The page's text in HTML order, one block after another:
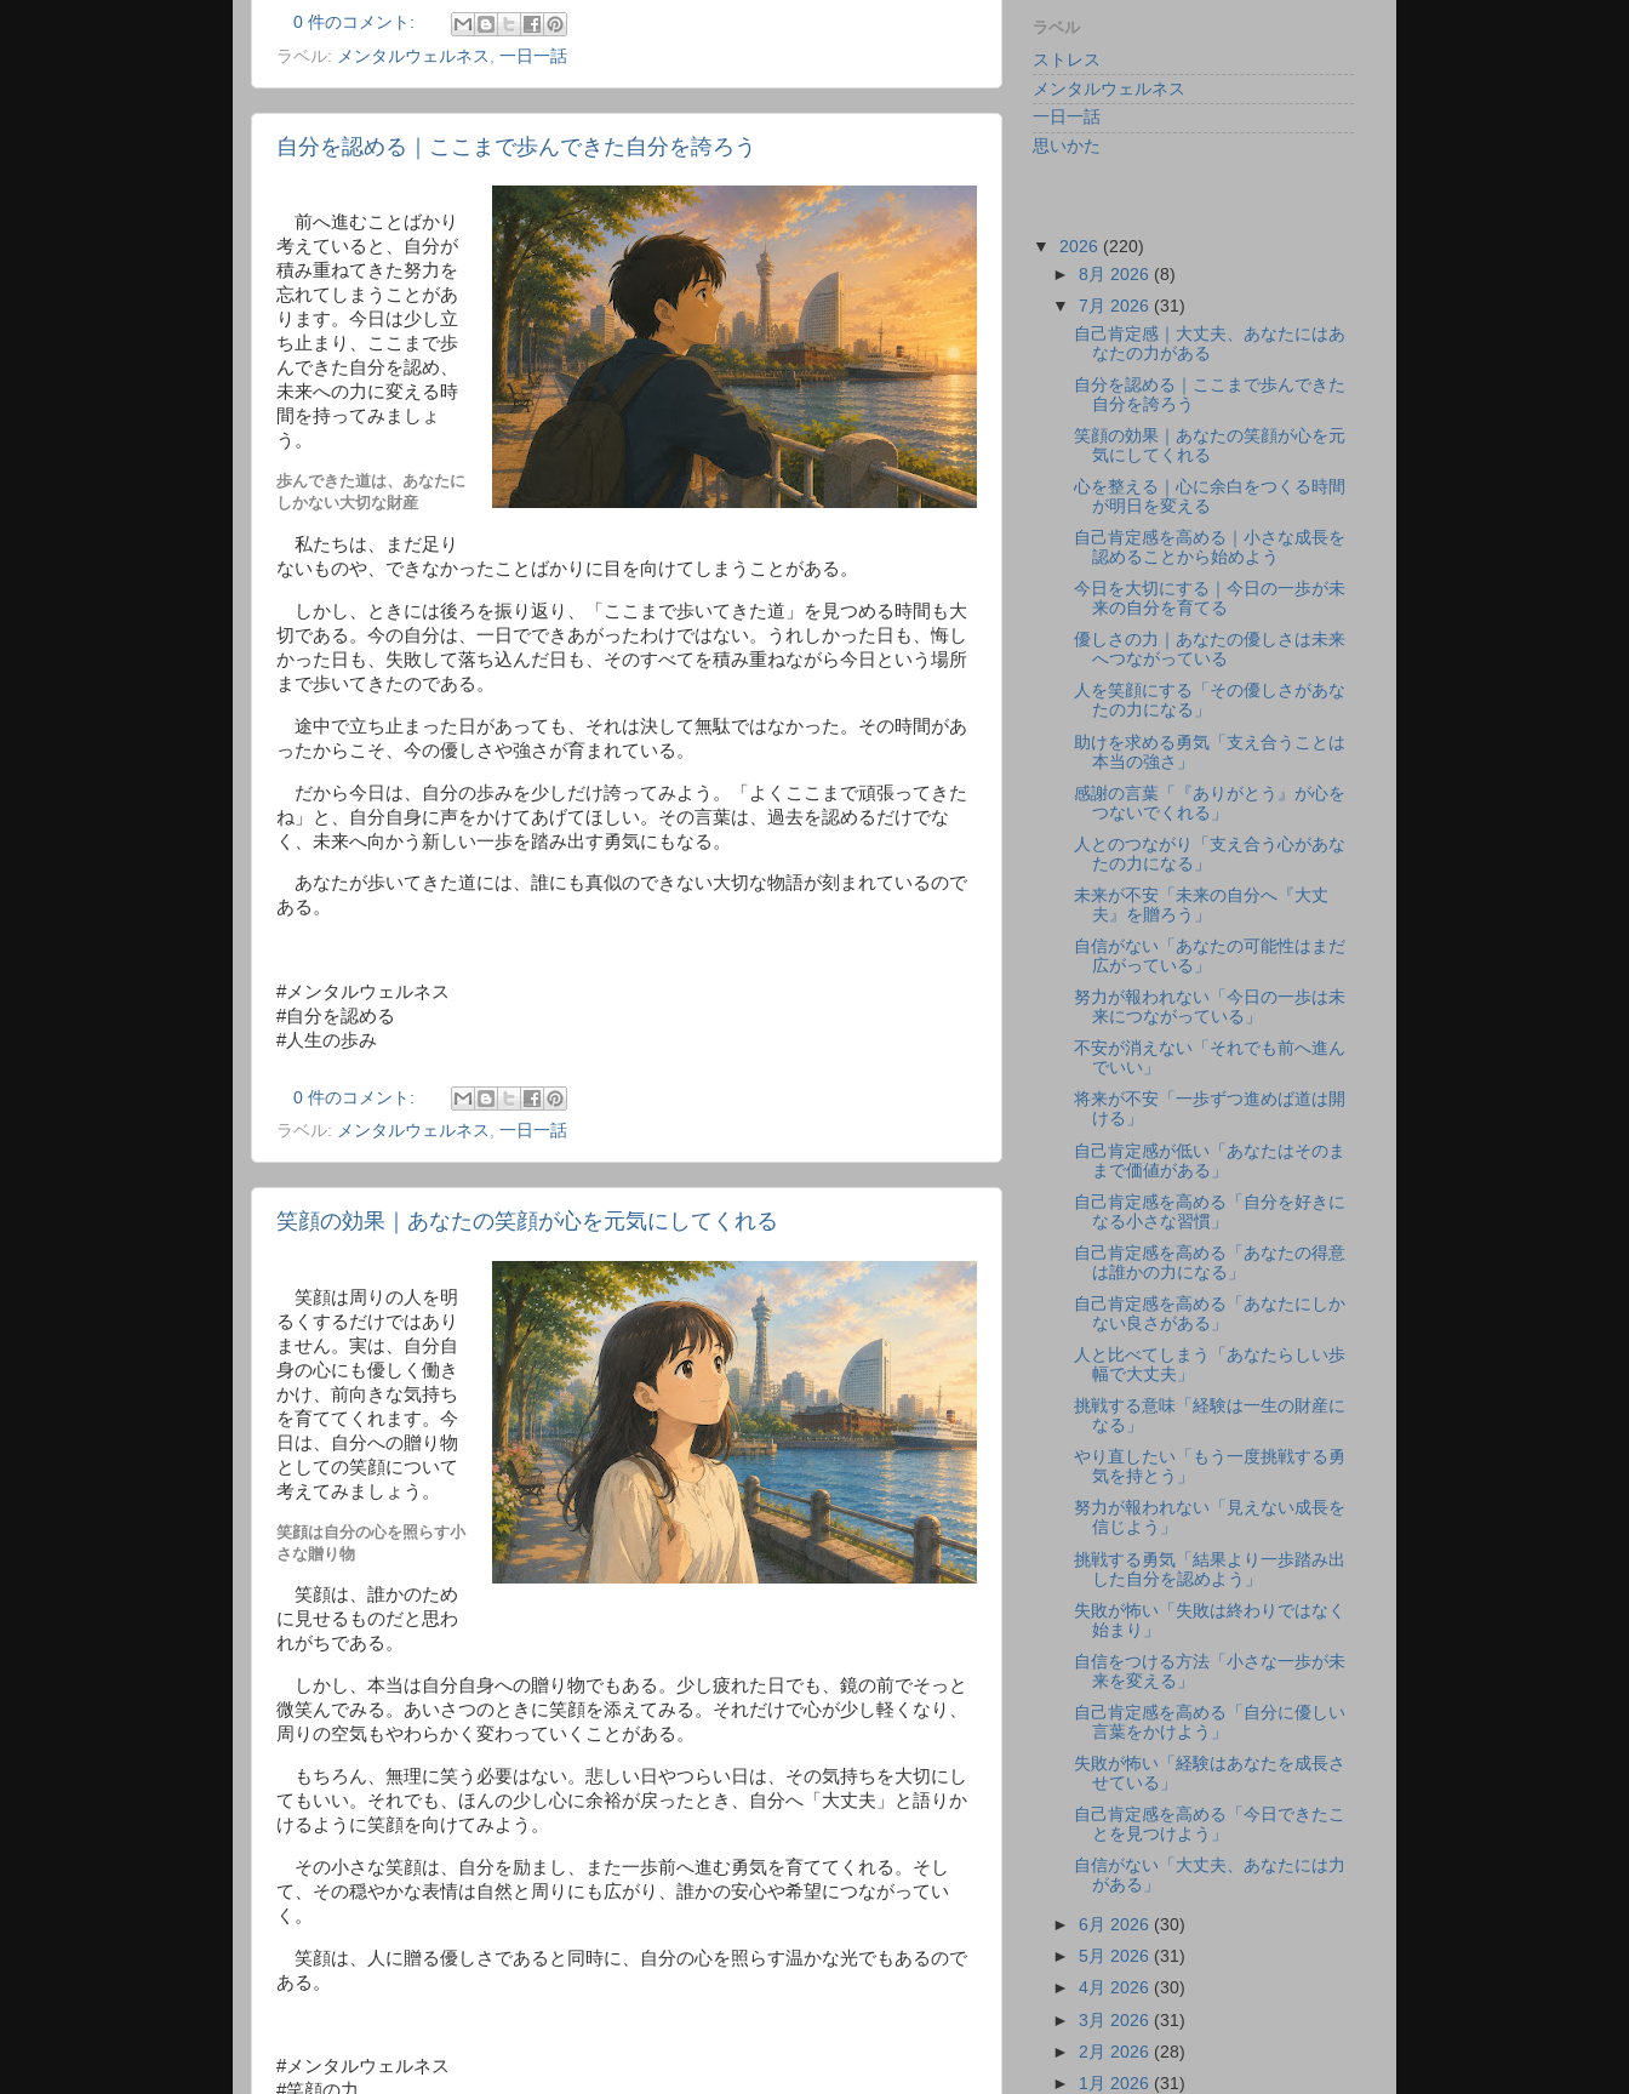
0 件のコメント:
ラベル: メンタルウェルネス , 一日一話
自分を認める｜ここまで歩んできた自分を誇ろう
前へ進むことばかり
考えていると、自分が
積み重ねてきた努力を
忘れてしまうことがあ
ります。今日は少し立
ち止まり、ここまで歩
んできた自分を認め、
未来への力に変える時
間を持ってみましょ
う。
歩んできた道は、あなたに
しかない大切な財産
私たちは、まだ足り
ないものや、できなかったことばかりに目を向けてしまうことがある。
しかし、ときには後ろを振り返り、「ここまで歩いてきた道」を見つめる時間も大
切である。今の自分は、一日でできあがったわけではない。うれしかった日も、悔し
かった日も、失敗して落ち込んだ日も、そのすべてを積み重ねながら今日という場所
まで歩いてきたのである。
途中で立ち止まった日があっても、それは決して無駄ではなかった。その時間があ
ったからこそ、今の優しさや強さが育まれている。
だから今日は、自分の歩みを少しだけ誇ってみよう。「よくここまで頑張ってきた
ね」と、自分自身に声をかけてあげてほしい。その言葉は、過去を認めるだけでな
く、未来へ向かう新しい一歩を踏み出す勇気にもなる。
あなたが歩いてきた道には、誰にも真似のできない大切な物語が刻まれているので
ある。
#メンタルウェルネス
#自分を認める
#人生の歩み
0 件のコメント:
ラベル: メンタルウェルネス , 一日一話
笑顔の効果｜あなたの笑顔が心を元気にしてくれる
笑顔は周りの人を明
るくするだけではあり
ません。実は、自分自
身の心にも優しく働き
かけ、前向きな気持ち
を育ててくれます。今
日は、自分への贈り物
としての笑顔について
考えてみましょう。
笑顔は自分の心を照らす小
さな贈り物
笑顔は、誰かのため
に見せるものだと思わ
れがちである。
しかし、本当は自分自身への贈り物でもある。少し疲れた日でも、鏡の前でそっと
微笑んでみる。あいさつのときに笑顔を添えてみる。それだけで心が少し軽くなり、
周りの空気もやわらかく変わっていくことがある。
もちろん、無理に笑う必要はない。悲しい日やつらい日は、その気持ちを大切にし
てもいい。それでも、ほんの少し心に余裕が戻ったとき、自分へ「大丈夫」と語りか
けるように笑顔を向けてみよう。
その小さな笑顔は、自分を励まし、また一歩前へ進む勇気を育ててくれる。そし
て、その穏やかな表情は自然と周りにも広がり、誰かの安心や希望につながってい
く。
笑顔は、人に贈る優しさであると同時に、自分の心を照らす温かな光でもあるので
ある。
#メンタルウェルネス
ラベル
ストレス
メンタルウェルネス
一日一話
思いかた
▼ 2026 (220)
►8月 2026 (8)
▼7月 2026 (31)
自己肯定感｜大丈夫、あなたにはあ
なたの力がある
自分を認める｜ここまで歩んできた
自分を誇ろう
笑顔の効果｜あなたの笑顔が心を元
気にしてくれる
心を整える｜心に余白をつくる時間
が明日を変える
自己肯定感を高める｜小さな成長を
認めることから始めよう
今日を大切にする｜今日の一歩が未
来の自分を育てる
優しさの力｜あなたの優しさは未来
へつながっている
人を笑顔にする「その優しさがあな
たの力になる」
助けを求める勇気「支え合うことは
本当の強さ」
感謝の言葉「『ありがとう』が心を
つないでくれる」
人とのつながり「支え合う心があな
たの力になる」
未来が不安「未来の自分へ『大丈
夫』を贈ろう」
自信がない「あなたの可能性はまだ
広がっている」
努力が報われない「今日の一歩は未
来につながっている」
不安が消えない「それでも前へ進ん
でいい」
将来が不安「一歩ずつ進めば道は開
ける」
自己肯定感が低い「あなたはそのま
まで価値がある」
自己肯定感を高める「自分を好きに
なる小さな習慣」
自己肯定感を高める「あなたの得意
は誰かの力になる」
自己肯定感を高める「あなたにしか
ない良さがある」
人と比べてしまう「あなたらしい歩
幅で大丈夫」
挑戦する意味「経験は一生の財産に
なる」
やり直したい「もう一度挑戦する勇
気を持とう」
努力が報われない「見えない成長を
信じよう」
挑戦する勇気「結果より一歩踏み出
した自分を認めよう」
失敗が怖い「失敗は終わりではなく
始まり」
自信をつける方法「小さな一歩が未
来を変える」
自己肯定感を高める「自分に優しい
言葉をかけよう」
失敗が怖い「経験はあなたを成長さ
せている」
自己肯定感を高める「今日できたこ
とを見つけよう」
自信がない「大丈夫、あなたには力
がある」
►6月 2026 (30)
► 5月 2026 (31)
►4月 2026 (30)
►3月 2026 (31)
► 2月 2026 (28)
► 1月 2026 (31)